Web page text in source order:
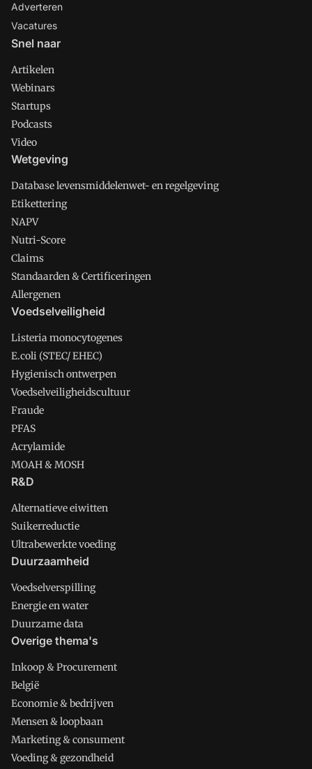
Adverteren
Vacatures
Snel naar
Artikelen
Webinars
Startups
Podcasts
Video
Wetgeving
Database levensmiddelenwet- en regelgeving
Etikettering
NAPV
Nutri-Score
Claims
Standaarden & Certificeringen
Allergenen
Voedselveiligheid
Listeria monocytogenes
E.coli (STEC/ EHEC)
Hygienisch ontwerpen
Voedselveiligheidscultuur
Fraude
PFAS
Acrylamide
MOAH & MOSH
R&D
Alternatieve eiwitten
Suikerreductie
Ultrabewerkte voeding
Duurzaamheid
Voedselverspilling
Energie en water
Duurzame data
Overige thema's
Inkoop & Procurement
België
Economie & bedrijven
Mensen & loopbaan
Marketing & consument
Voeding & gezondheid